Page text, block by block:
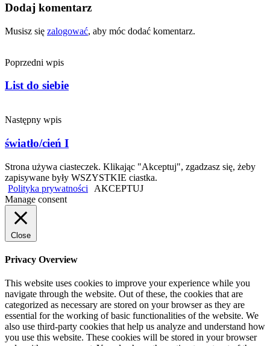
Dodaj komentarz
Musisz się zalogować, aby móc dodać komentarz.
Poprzedni wpis
List do siebie
Następny wpis
światło/cień I
Strona używa ciasteczek. Klikając "Akceptuj", zgadzasz się, żeby
zapisywane były WSZYSTKIE ciastka.
Polityka prywatności
AKCEPTUJ
Manage consent
Close
Privacy Overview
This website uses cookies to improve your experience while you
navigate through the website. Out of these, the cookies that are
categorized as necessary are stored on your browser as they are
essential for the working of basic functionalities of the website. We
also use third-party cookies that help us analyze and understand how
you use this website. These cookies will be stored in your browser